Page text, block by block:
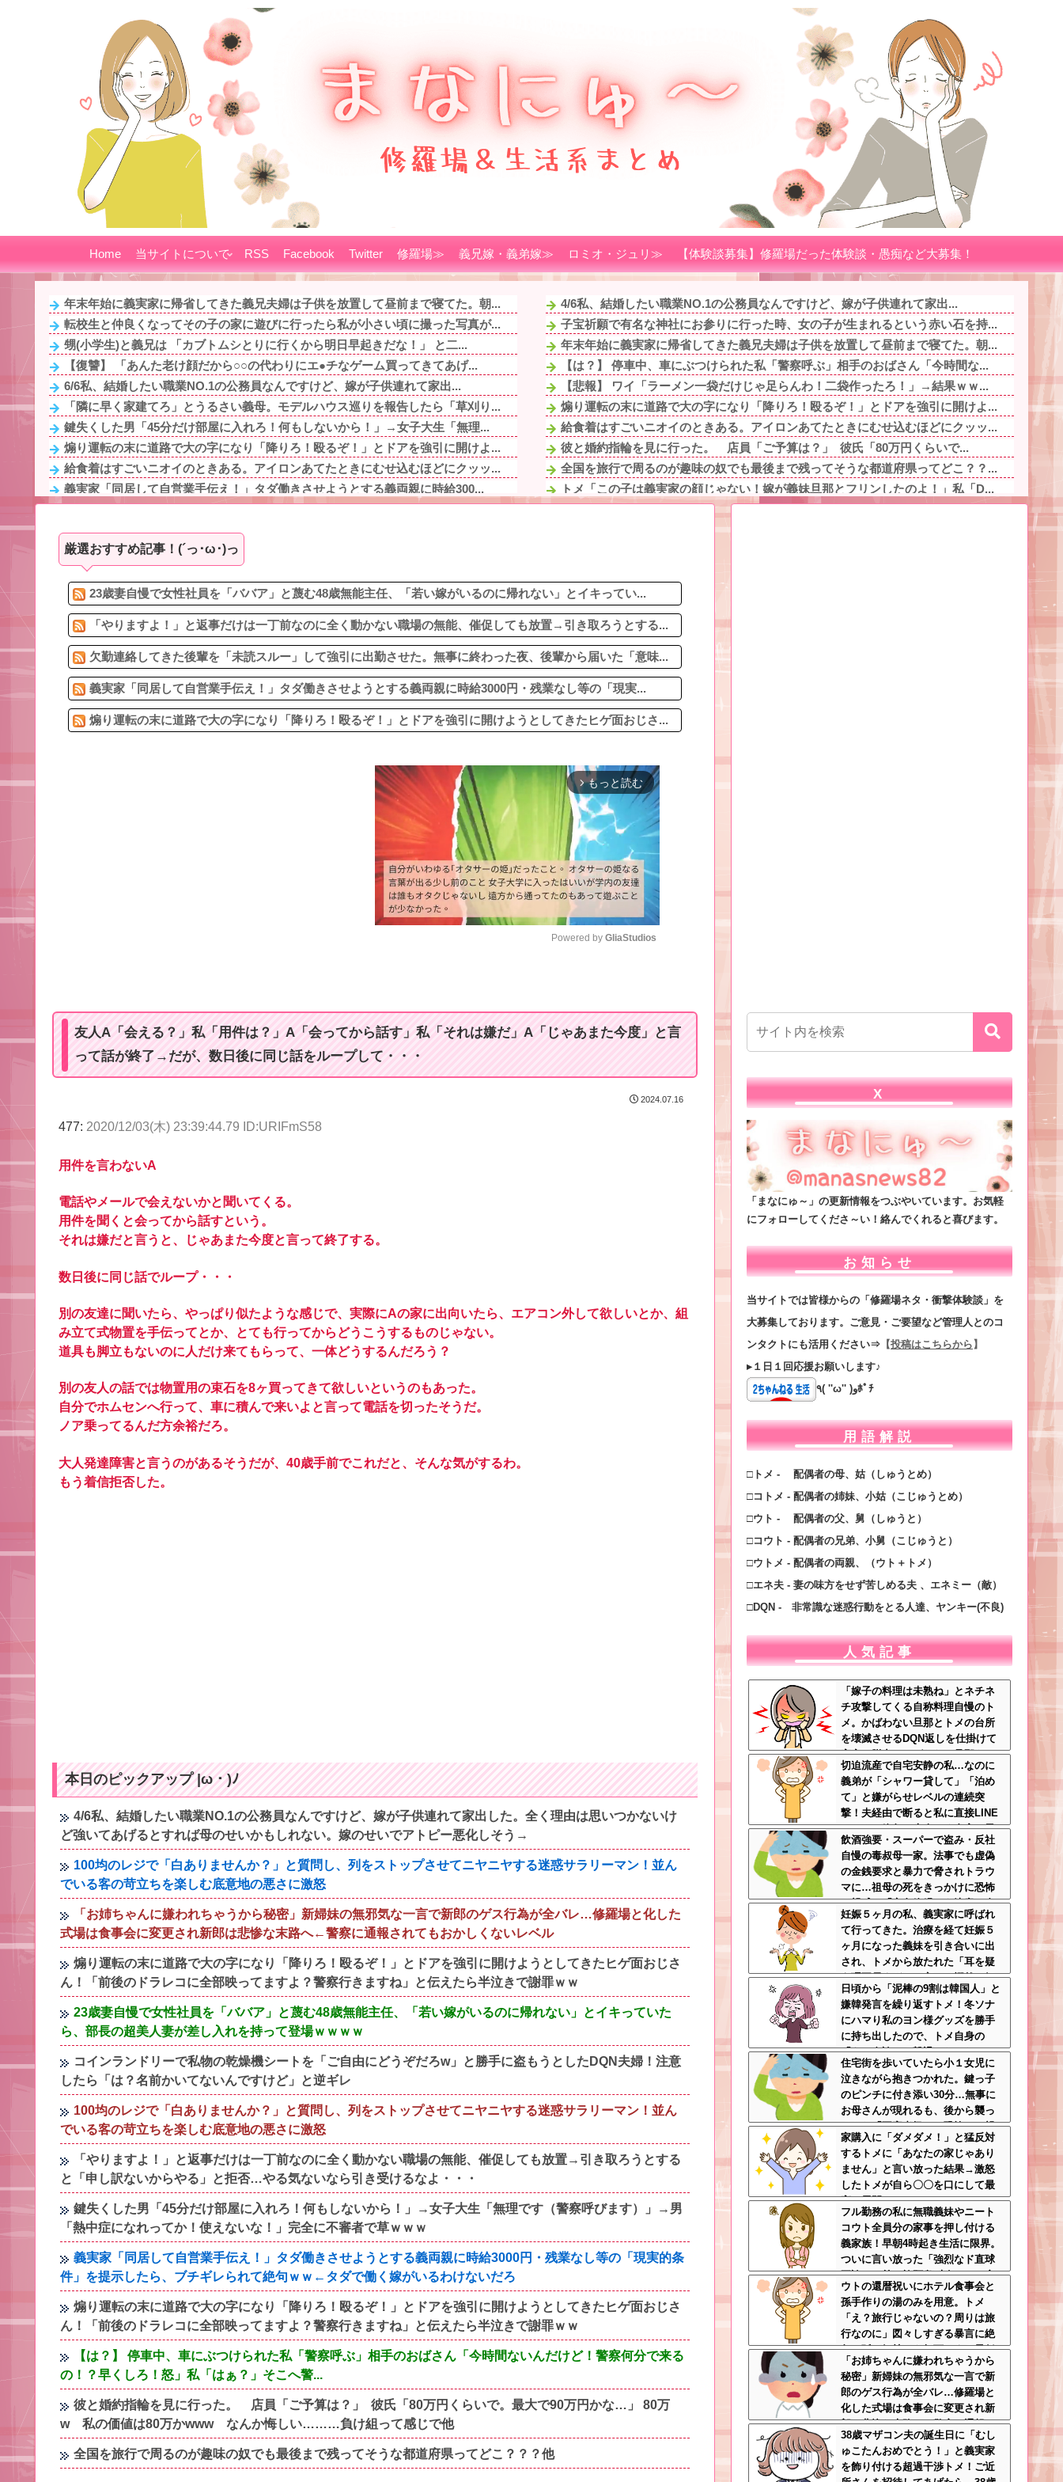
Home 当サイトについて RSS Facebook Twitter 修羅場≫ 義兄嫁・義弟嫁≫ ロミオ・ジュリ≫ 【体験談募集】修羅場だった体験談・愚痴など大募集！
年末年始に義実家に帰省してきた義兄夫婦は子供を放置して昼前まで寝てた。朝...
転校生と仲良くなってその子の家に遊びに行ったら私が小さい頃に撮った写真が...
甥(小学生)と義兄は 「カブトムシとりに行くから明日早起きだな！」 と二...
【復讐】 「あんた老け顔だから○○の代わりにエ●チなゲーム買ってきてあげ...
6/6私、結婚したい職業NO.1の公務員なんですけど、嫁が子供連れて家出...
「隣に早く家建てろ」とうるさい義母。モデルハウス巡りを報告したら「草刈り...
鍵失くした男「45分だけ部屋に入れろ！何もしないから！」→女子大生「無理...
煽り運転の末に道路で大の字になり「降りろ！殴るぞ！」とドアを強引に開けよ...
給食着はすごいニオイのときある。アイロンあてたときにむせ込むほどにクッッ...
義実家「同居して自営業手伝え！」タダ働きさせようとする義両親に時給300...
鍵失くした男「45分だけ部屋に入れろ！何もしないから！」→女子大生「無理...
冷蔵庫へ入れた富山土産の鱒寿司『飯が硬くなって美味しく無くなる』って怒ら...
5/6私、結婚したい職業NO.1の公務員なんですけど、嫁が子供連れて家出...
転校生と仲良くなってその子の家に遊びに行ったら私が小さい頃に撮った写真が...
4/6私、結婚したい職業NO.1の公務員なんですけど、嫁が子供連れて家出...
子宝祈願で有名な神社にお参りに行った時、女の子が生まれるという赤い石を持...
年末年始に義実家に帰省してきた義兄夫婦は子供を放置して昼前まで寝てた。朝...
【は？】 停車中、車にぶつけられた私「警察呼ぶ」相手のおばさん「今時間な...
【悲報】 ワイ「ラーメン一袋だけじゃ足らんわ！二袋作ったろ！」→結果ｗｗ...
煽り運転の末に道路で大の字になり「降りろ！殴るぞ！」とドアを強引に開けよ...
給食着はすごいニオイのときある。アイロンあてたときにむせ込むほどにクッッ...
彼と婚約指輪を見に行った。 店員「ご予算は？」 彼氏「80万円くらいで...
全国を旅行で周るのが趣味の奴でも最後まで残ってそうな都道府県ってどこ？？...
トメ「この子は義実家の顔じゃない！嫁が義妹旦那とフリンしたのよ！」私「D...
元キャバ嬢MINAさん死亡関連でENHYPEN・NI-KIの「謝罪文」が...
冷蔵庫へ入れた富山土産の鱒寿司『飯が硬くなって美味しく無くなる』って怒ら...
厳選おすすめ記事！(´っ･ω･)っ
23歳妻自慢で女性社員を「ババア」と蔑む48歳無能主任、「若い嫁がいるのに帰れない」とイキってい...
「やりますよ！」と返事だけは一丁前なのに全く動かない職場の無能、催促しても放置→引き取ろうとする...
欠勤連絡してきた後輩を「未読スルー」して強引に出勤させた。無事に終わった夜、後輩から届いた「意味...
義実家「同居して自営業手伝え！」タダ働きさせようとする義両親に時給3000円・残業なし等の「現実...
煽り運転の末に道路で大の字になり「降りろ！殴るぞ！」とドアを強引に開けようとしてきたヒゲ面おじさ...
arrow_forward_ios もっと読む
t
Powered by GliaStudios
友人A「会える？」私「用件は？」A「会ってから話す」私「それは嫌だ」A「じゃあまた今度」と言
って話が終了→だが、数日後に同じ話をループして・・・
2024.07.16
477: 2020/12/03(木) 23:39:44.79 ID:URIFmS58
用件を言わないA
電話やメールで会えないかと聞いてくる。
用件を聞くと会ってから話すという。
それは嫌だと言うと、じゃあまた今度と言って終了する。
数日後に同じ話でループ・・・
別の友達に聞いたら、やっぱり似たような感じで、実際にAの家に出向いたら、エアコン外して欲しいとか、組
み立て式物置を手伝ってとか、とても行ってからどうこうするものじゃない。
道具も脚立もないのに人だけ来てもらって、一体どうするんだろう？
別の友人の話では物置用の束石を8ヶ買ってきて欲しいというのもあった。
自分でホムセンへ行って、車に積んで来いよと言って電話を切ったそうだ。
ノア乗ってるんだ方余裕だろ。
大人発達障害と言うのがあるそうだが、40歳手前でこれだと、そんな気がするわ。
もう着信拒否した。
本日のピックアップ |ω・)ﾉ
4/6私、結婚したい職業NO.1の公務員なんですけど、嫁が子供連れて家出した。全く理由は思いつかないけ
ど強いてあげるとすれば母のせいかもしれない。嫁のせいでアトピー悪化しそう→
100均のレジで「白ありませんか？」と質問し、列をストップさせてニヤニヤする迷惑サラリーマン！並ん
でいる客の苛立ちを楽しむ底意地の悪さに激怒
「お姉ちゃんに嫌われちゃうから秘密」新婦妹の無邪気な一言で新郎のゲス行為が全バレ…修羅場と化した
式場は食事会に変更され新郎は悲惨な末路へ←警察に通報されてもおかしくないレベル
煽り運転の末に道路で大の字になり「降りろ！殴るぞ！」とドアを強引に開けようとしてきたヒゲ面おじさ
ん！「前後のドラレコに全部映ってますよ？警察行きますね」と伝えたら半泣きで謝罪ｗｗ
23歳妻自慢で女性社員を「ババア」と蔑む48歳無能主任、「若い嫁がいるのに帰れない」とイキっていた
ら、部長の超美人妻が差し入れを持って登場ｗｗｗｗ
コインランドリーで私物の乾燥機シートを「ご自由にどうぞだろw」と勝手に盗もうとしたDQN夫婦！注意
したら「は？名前かいてないんですけど」と逆ギレ
100均のレジで「白ありませんか？」と質問し、列をストップさせてニヤニヤする迷惑サラリーマン！並ん
でいる客の苛立ちを楽しむ底意地の悪さに激怒
「やりますよ！」と返事だけは一丁前なのに全く動かない職場の無能、催促しても放置→引き取ろうとする
と「申し訳ないからやる」と拒否…やる気ないなら引き受けるなよ・・・
鍵失くした男「45分だけ部屋に入れろ！何もしないから！」→女子大生「無理です（警察呼びます）」→男
「熱中症になれってか！使えないな！」完全に不審者で草ｗｗｗ
義実家「同居して自営業手伝え！」タダ働きさせようとする義両親に時給3000円・残業なし等の「現実的条
件」を提示したら、ブチギレられて絶句ｗｗ←タダで働く嫁がいるわけないだろ
煽り運転の末に道路で大の字になり「降りろ！殴るぞ！」とドアを強引に開けようとしてきたヒゲ面おじさ
ん！「前後のドラレコに全部映ってますよ？警察行きますね」と伝えたら半泣きで謝罪ｗｗ
【は？】 停車中、車にぶつけられた私「警察呼ぶ」相手のおばさん「今時間ないんだけど！警察何分で来る
の！？早くしろ！怒」私「はぁ？」そこへ警...
彼と婚約指輪を見に行った。 店員「ご予算は？」 彼氏「80万円くらいで。最大で90万円かな…」 80万
w 私の価値は80万かwww なんか悔しい………負け組って感じで他
全国を旅行で周るのが趣味の奴でも最後まで残ってそうな都道府県ってどこ？？？他
X
「まなにゅ～」の更新情報をつぶやいています。お気軽
にフォローしてくださ～い！絡んでくれると喜びます。
お知らせ
当サイトでは皆様からの「修羅場ネタ・衝撃体験談」を
大募集しております。ご意見・ご要望など管理人とのコ
ンタクトにも活用ください⇒ 【投稿はこちらから 】
▸１日１回応援お願いします♪
٩( ''ω'' )وﾎﾟﾁ
用語解説
□トメ - 配偶者の母、姑（しゅうとめ）
□コトメ - 配偶者の姉妹、小姑（こじゅうとめ）
□ウト - 配偶者の父、舅（しゅうと）
□コウト - 配偶者の兄弟、小舅（こじゅうと）
□ウトメ - 配偶者の両親、（ウト＋トメ）
□エネ夫 - 妻の味方をせず苦しめる夫 、エネミー（敵）
□DQN - 非常識な迷惑行動をとる人達、ヤンキー(不良)
人気記事
「嫁子の料理は未熟ね」とネチネ
チ攻撃してくる自称料理自慢のト
メ。かばわない旦那とトメの台所
を壊滅させるDQN返しを仕掛けて
実家に脱出←かばわない旦那も一
緒に痛い目見ろ
切迫流産で自宅安静の私…なのに
義弟が「シャワー貸して」「泊め
て」と嫌がらせレベルの連続突
撃！夫経由で断ると私に直接LINE
してきて絶句←大人しく自宅の風
呂に入れよ
飲酒強要・スーパーで盗み・反社
自慢の毒叔母一家。法事でも虚偽
の金銭要求と暴力で脅されトラウ
マに…祖母の死をきっかけに恐怖
の親戚と「永久絶縁」を決意←自
分の身の安全を最優先にして大正
解
妊娠５ヶ月の私、義実家に呼ばれ
て行ってきた。治療を経て妊娠５
ヶ月になった義妹を引き合いに出
され、トメから放たれた「耳を疑
う理不尽すぎる一言」に愕然←妊
娠時期の操作とか超能力者かよ
日頃から「泥棒の9割は韓国人」と
嫌韓発言を繰り返すトメ！冬ソナ
にハマり私のヨン様グッズを勝手
に持ち出したので、トメ自身の
「あの自論」で撃退したったｗｗ
←矛盾だらけのトメにブーメラン
刺さりまくり
住宅街を歩いていたら小１女児に
泣きながら抱きつかれた。鍵っ子
のピンチに付き添い30分…無事に
お母さんが現れるも、後から襲っ
てきた「不審者扱いの恐怖」←親
切心が裏目に出るかもしれない世
の中怖すぎる
家購入に「ダメダメ！」と猛反対
するトメに「あなたの家じゃあり
ません」と言い放った結果→激怒
したトメが自ら〇〇を口にして最
高の展開へｗｗｗｗｗｗ
フル勤務の私に無職義妹やニート
コウト全員分の家事を押し付ける
義家族！早朝4時起き生活に限界。
ついに言い放った「強烈なド直球
正論」に義一族阿鼻叫喚ｗｗ←怠
け者どもに正論のナイフをグサリ
ウトの還暦祝いにホテル食事会と
孫手作りの湯のみを用意。トメ
「え？旅行じゃないの？周りは旅
行なのに」図々しすぎる暴言に絶
句←孫の気持ちを無下にする最低
ババア
「お姉ちゃんに嫌われちゃうから
秘密」新婦妹の無邪気な一言で新
郎のゲス行為が全バレ…修羅場と
化した式場は食事会に変更され新
郎は悲惨な末路へ←警察に通報さ
れてもおかしくないレベル
38歳マザコン夫の誕生日に「むし
ゅこたんおめでとう！」と義実家
を飾り付ける超過干渉トメ！ご近